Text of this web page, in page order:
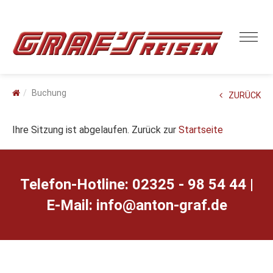
Buchung ZURÜCK
Ihre Sitzung ist abgelaufen. Zurück zur Startseite
Telefon-Hotline: 02325 - 98 54 44 |
E-Mail: ed.farg-notna@ofni